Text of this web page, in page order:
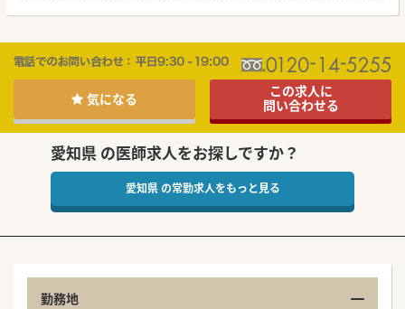
気になる
この求人に
問い合わせる
愛知県 の医師求人をお探しですか？
愛知県 の常勤求人をもっと見る
勤務地